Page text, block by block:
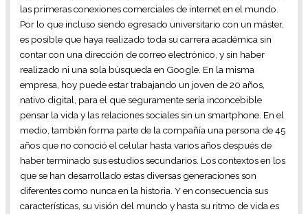
las primeras conexiones comerciales de internet en el mundo.
Por lo que incluso siendo egresado universitario con un máster,
es posible que haya realizado toda su carrera académica sin
contar con una dirección de correo electrónico, y sin haber
realizado ni una sola búsqueda en Google. En la misma
empresa, hoy puede estar trabajando un joven de 20 años,
nativo digital, para el que seguramente sería inconcebible
pensar la vida y las relaciones sociales sin un smartphone. En el
medio, también forma parte de la compañía una persona de 45
años que no conoció el celular hasta varios años después de
haber terminado sus estudios secundarios. Los contextos en los
que se han desarrollado estas diversas generaciones son
diferentes como nunca en la historia. Y en consecuencia sus
características, su visión del mundo y hasta su ritmo de vida es